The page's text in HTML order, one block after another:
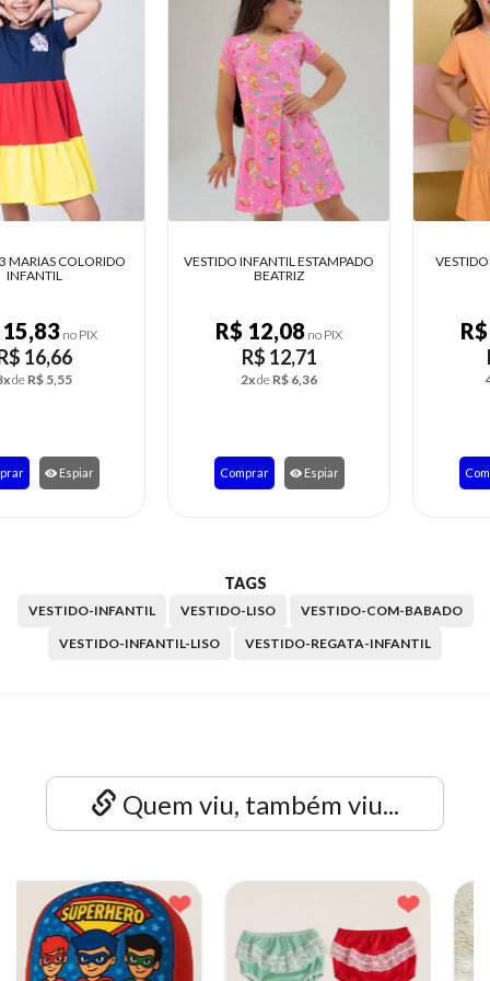
VESTIDO INFANTIL ESTAMPADO
R$ 12,08
Comprar
VESTIDO INFANTIL ALGODÃO
R$ 23,66
Comprar
TAGS
VESTIDO-INFANTIL VESTIDO-LISO
VESTIDO-COM-BABADO
VESTIDO-INFANTIL-LISO
VESTIDO-REGATA-INFANTIL
Quem viu, também viu...